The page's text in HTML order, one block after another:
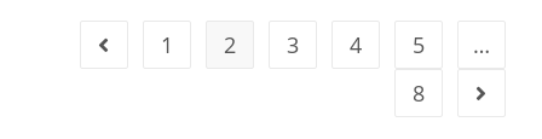
1 2 3 4 5
…
8